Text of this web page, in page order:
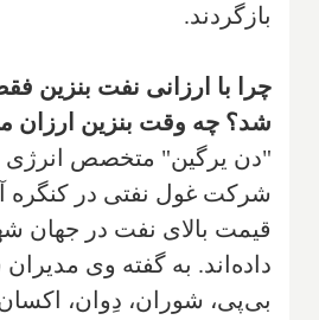
بازگردند.
شد؟ چه وقت بنزین ارزان
شرکت غول نفتی در کنگره
قیمت بالای نفت در جهان
داده‌اند. به گفته وی
بی‌پی، شوران، دِوان،